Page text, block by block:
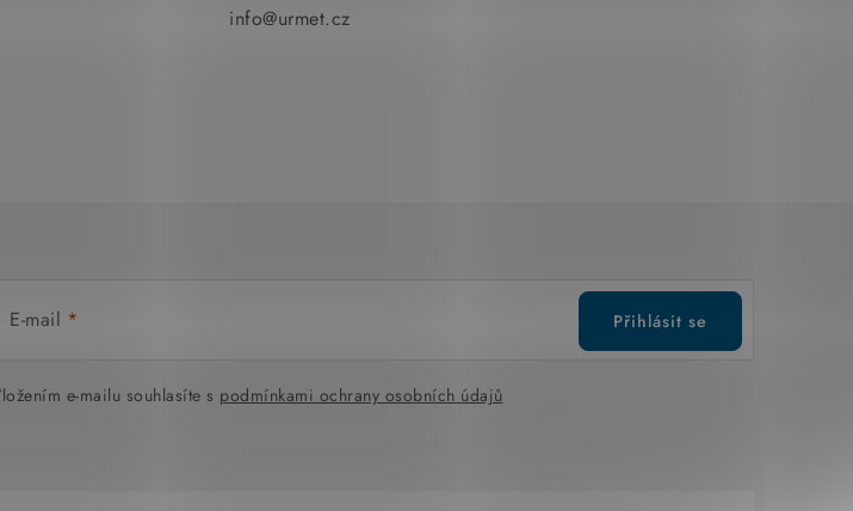
info@urmet.cz
E-mail
e-mailu souhlasíte s podmínkami ochrany osobních údajů
Přihlásit se